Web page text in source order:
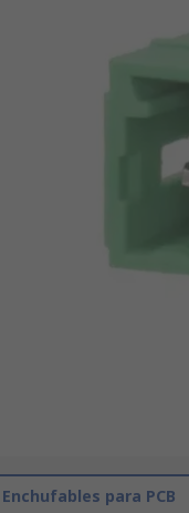
para PCB